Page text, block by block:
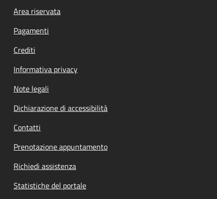
Footer menu
Area riservata
Pagamenti
Crediti
Informativa privacy
Note legali
Dichiarazione di accessibilità
Contatti
Prenotazione appuntamento
Richiedi assistenza
Statistiche del portale